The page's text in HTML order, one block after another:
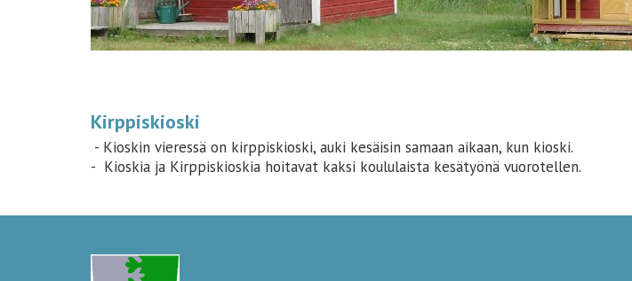
Kirppiskioski
- Kioskin vieressä on kirppiskioski, auki kesäisin samaan aikaan, kun kioski.
- Kioskia ja Kirppiskioskia hoitavat kaksi koululaista kesätyönä vuorotellen.